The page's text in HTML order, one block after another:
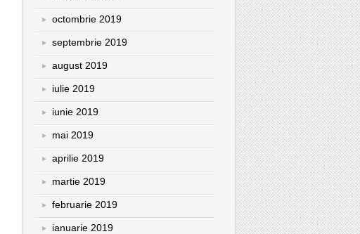
octombrie 2019
septembrie 2019
august 2019
iulie 2019
iunie 2019
mai 2019
aprilie 2019
martie 2019
februarie 2019
ianuarie 2019